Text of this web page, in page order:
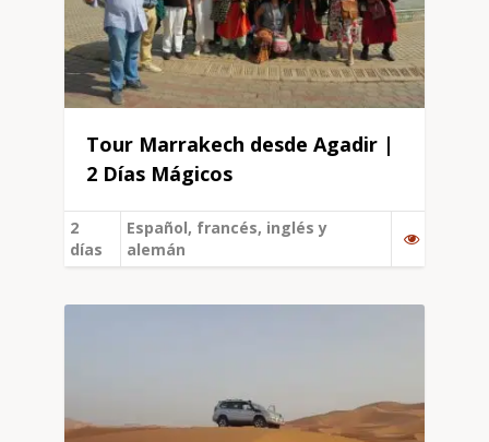
Tour Marrakech desde Agadir |
2 Días Mágicos
2
días
Español, francés, inglés y
alemán